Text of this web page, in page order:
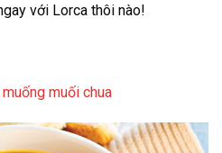
với Lorca thôi nào!
muối chua